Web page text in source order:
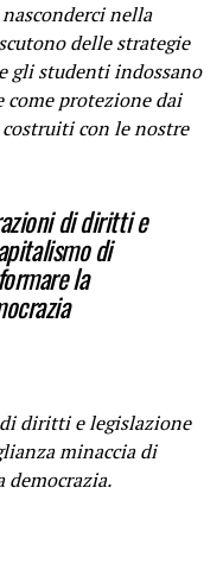
nella
delle strategie
gli studenti indossano
come protezione dai
con le nostre
di diritti e
di
la
diritti e legislazione
minaccia di
democrazia.